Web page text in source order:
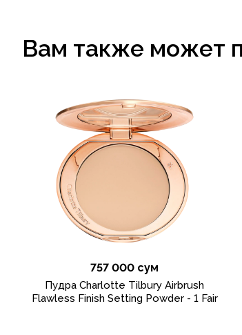
Вам также может
757 000 сум
Пудра Charlotte Tilbury Airbrush
Flawless Finish Setting Powder - 1 Fair